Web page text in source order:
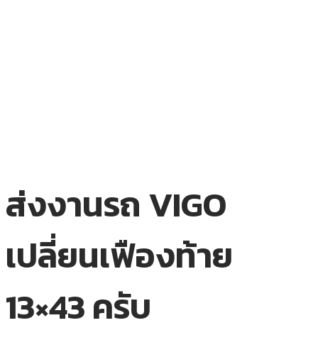
ส่งงานรถ VIGO
เปลี่ยนเฟืองท้าย
13×43 ครับ